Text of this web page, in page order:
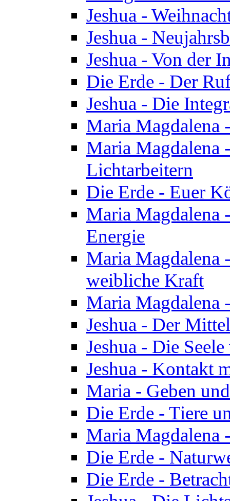
Jeshua -
Jeshua -
Jeshua - Von der
Die Erde - Der
Jeshua - Die
Maria Magdalena
Maria Magdalena
Lichtarbeitern
Die Erde - Euer
Maria Magdalena
Energie
Maria Magdalena
weibliche Kraft
Maria Magdalena
Jeshua - Der
Jeshua - Die
Jeshua - Kontakt
Maria - Geben
Die Erde - Tiere
Maria Magdalena
Die Erde -
Die Erde -